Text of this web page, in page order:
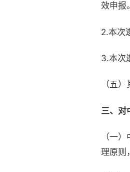
效申报。
2.本次
3.本次
（五
三、 对
（一
理原则